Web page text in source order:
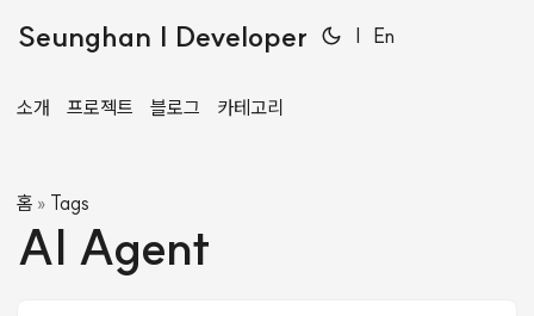
Seunghan | Developer | En
소개 프로젝트 블로그 카테고리
홈 » Tags
AI Agent